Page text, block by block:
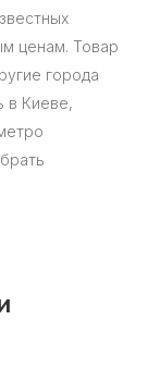
ценам. Товар
города
в Киеве,